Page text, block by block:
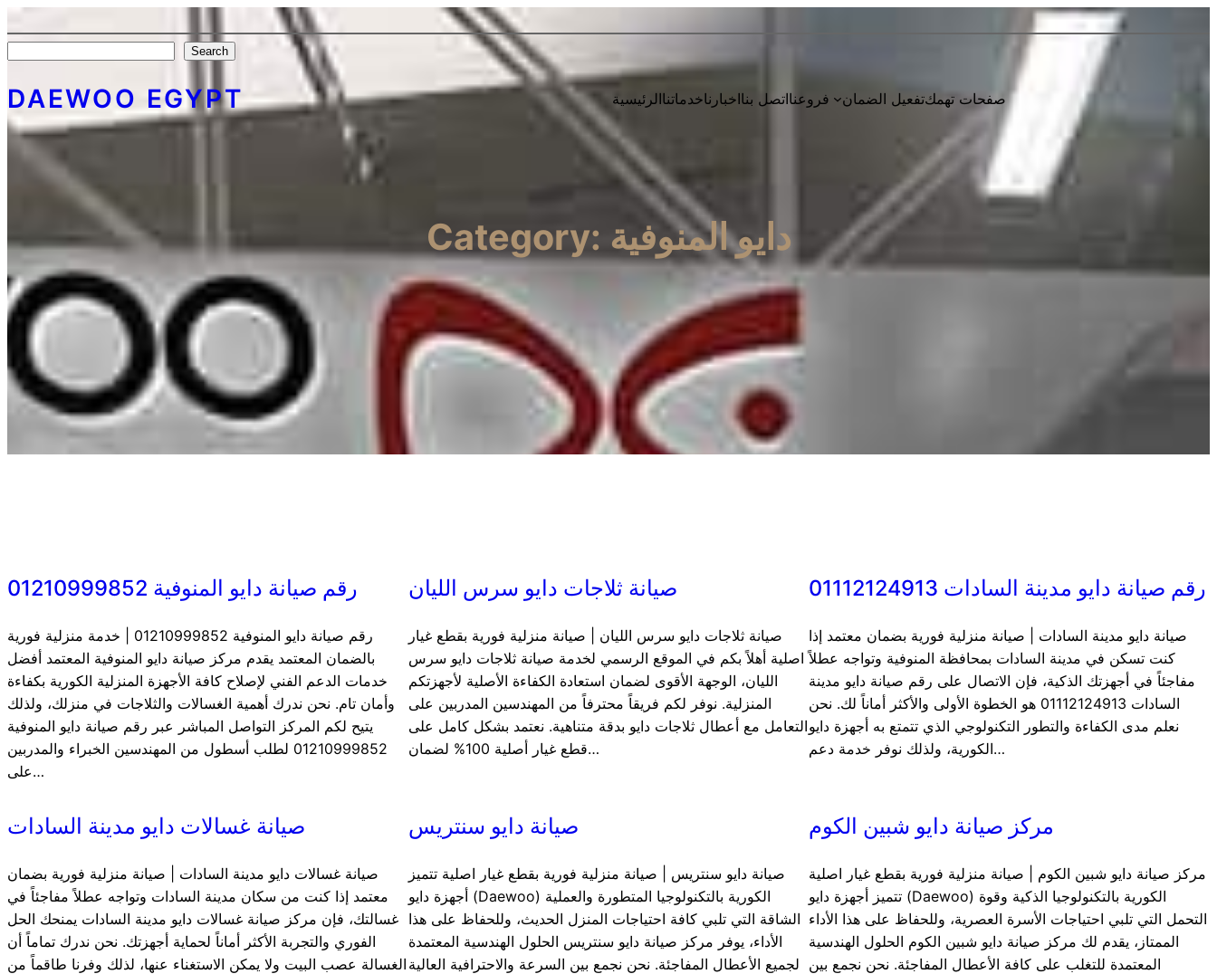
Search
DAEWOO EGYPT الرئيسيةخدماتنااخبارنااتصل بنافروعنا تفعيل الضمانصفحات تهمك
Category: دايو المنوفية
رقم صيانة دايو المنوفية 01210999852
رقم صيانة دايو المنوفية 01210999852 | خدمة منزلية فورية
بالضمان المعتمد يقدم مركز صيانة دايو المنوفية المعتمد أفضل
خدمات الدعم الفني لإصلاح كافة الأجهزة المنزلية الكورية بكفاءة
وأمان تام. نحن ندرك أهمية الغسالات والثلاجات في منزلك، ولذلك
يتيح لكم المركز التواصل المباشر عبر رقم صيانة دايو المنوفية
01210999852 لطلب أسطول من المهندسين الخبراء والمدربين
على…
صيانة ثلاجات دايو سرس الليان
صيانة ثلاجات دايو سرس الليان | صيانة منزلية فورية بقطع غيار
اصلية أهلاً بكم في الموقع الرسمي لخدمة صيانة ثلاجات دايو سرس
الليان، الوجهة الأقوى لضمان استعادة الكفاءة الأصلية لأجهزتكم
المنزلية. نوفر لكم فريقاً محترفاً من المهندسين المدربين على
التعامل مع أعطال ثلاجات دايو بدقة متناهية. نعتمد بشكل كامل على
قطع غيار أصلية 100% لضمان…
رقم صيانة دايو مدينة السادات 01112124913
صيانة دايو مدينة السادات | صيانة منزلية فورية بضمان معتمد إذا
كنت تسكن في مدينة السادات بمحافظة المنوفية وتواجه عطلاً
مفاجئاً في أجهزتك الذكية، فإن الاتصال على رقم صيانة دايو مدينة
السادات 01112124913 هو الخطوة الأولى والأكثر أماناً لك. نحن
نعلم مدى الكفاءة والتطور التكنولوجي الذي تتمتع به أجهزة دايو
الكورية، ولذلك نوفر خدمة دعم…
صيانة غسالات دايو مدينة السادات
صيانة غسالات دايو مدينة السادات | صيانة منزلية فورية بضمان
معتمد إذا كنت من سكان مدينة السادات وتواجه عطلاً مفاجئاً في
غسالتك، فإن مركز صيانة غسالات دايو مدينة السادات يمنحك الحل
الفوري والتجربة الأكثر أماناً لحماية أجهزتك. نحن ندرك تماماً أن
الغسالة عصب البيت ولا يمكن الاستغناء عنها، لذلك وفرنا طاقماً من
صيانة دايو سنتريس
صيانة دايو سنتريس | صيانة منزلية فورية بقطع غيار اصلية تتميز
أجهزة دايو (Daewoo) الكورية بالتكنولوجيا المتطورة والعملية
الشاقة التي تلبي كافة احتياجات المنزل الحديث، وللحفاظ على هذا
الأداء، يوفر مركز صيانة دايو سنتريس الحلول الهندسية المعتمدة
لجميع الأعطال المفاجئة. نحن نجمع بين السرعة والاحترافية العالية
مركز صيانة دايو شبين الكوم
مركز صيانة دايو شبين الكوم | صيانة منزلية فورية بقطع غيار اصلية
تتميز أجهزة دايو (Daewoo) الكورية بالتكنولوجيا الذكية وقوة
التحمل التي تلبي احتياجات الأسرة العصرية، وللحفاظ على هذا الأداء
الممتاز، يقدم لك مركز صيانة دايو شبين الكوم الحلول الهندسية
المعتمدة للتغلب على كافة الأعطال المفاجئة. نحن نجمع بين